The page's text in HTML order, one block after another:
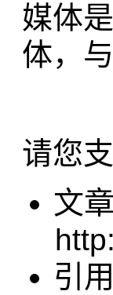
媒体
体，
请您
文
引